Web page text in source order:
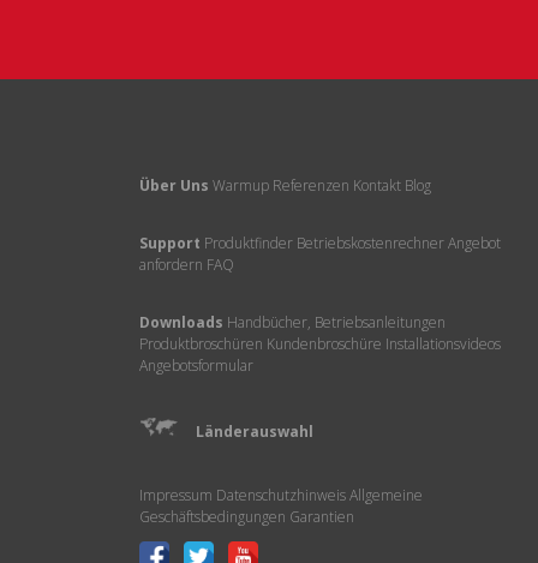
Über Uns Warmup Referenzen Kontakt Blog
Support Produktfinder BetriebskostenrechnerAngebot
anfordern FAQ
Downloads Handbücher, Betriebsanleitungen
Produktbroschüren Kundenbroschüre Installationsvideos
Angebotsformular
Länderauswahl
Impressum DatenschutzhinweisAllgemeine
Geschäftsbedingungen Garantien